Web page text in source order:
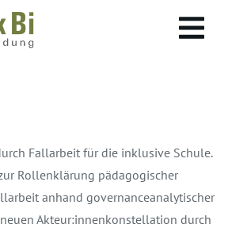
Fallarbeit für die inklusive Schule.
Rollenklärung pädagogischer
anhand governanceanalytischer
Akteur:innenkonstellation durch